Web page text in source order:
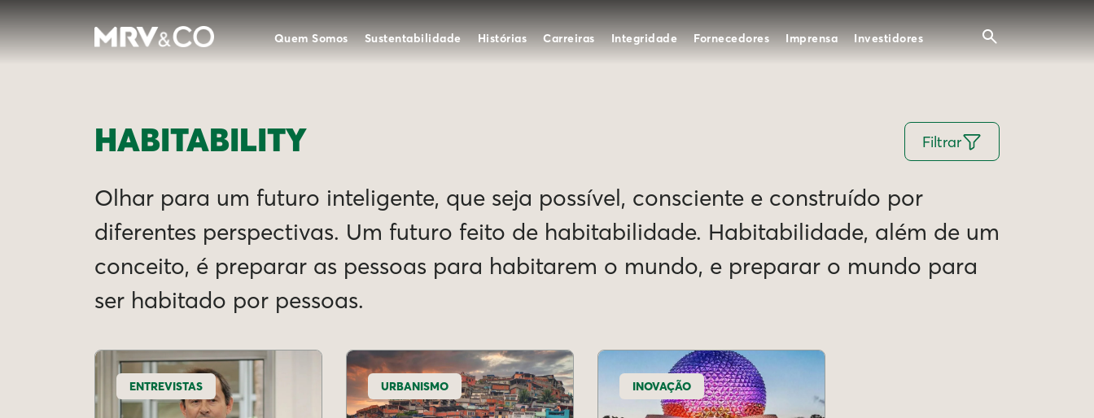
Quem Somos Sustentabilidade Histórias Carreiras Integridade Fornecedores Imprensa Investidores
HABITABILITY Filtrar
Olhar para um futuro inteligente, que seja possível, consciente e construído por
diferentes perspectivas. Um futuro feito de habitabilidade. Habitabilidade, além de um
conceito, é preparar as pessoas para habitarem o mundo, e preparar o mundo para
ser habitado por pessoas.
ENTREVISTAS URBANISMO INOVAÇÃO